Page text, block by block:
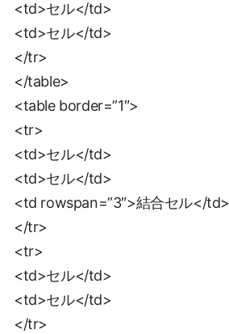
<td>セル</td>
<td>セル</td>
</tr>
</table>
<table border=”1″>
<tr>
<td>セル</td>
<td>セル</td>
<td rowspan=”3″>結合セル</td>
</tr>
<tr>
<td>セル</td>
<td>セル</td>
</tr>